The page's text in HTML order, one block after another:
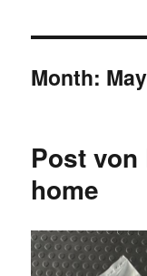
Month:
Post von
home